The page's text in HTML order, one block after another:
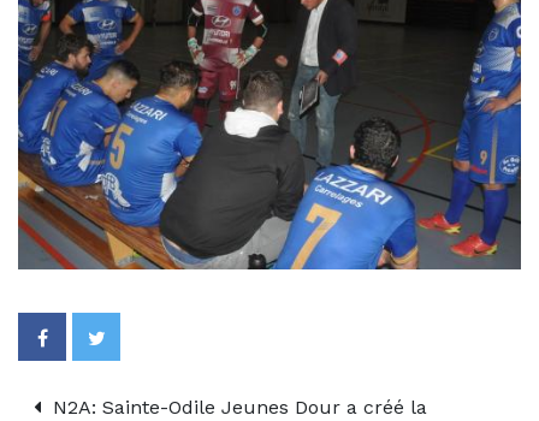
N2A: Sainte-Odile Jeunes Dour a créé la